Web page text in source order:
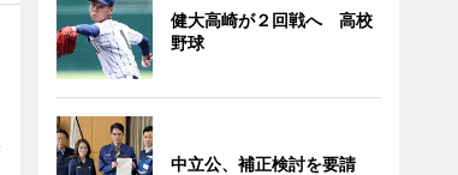
健大高崎が２回戦へ 高校
野球
中立公、補正検討を要請